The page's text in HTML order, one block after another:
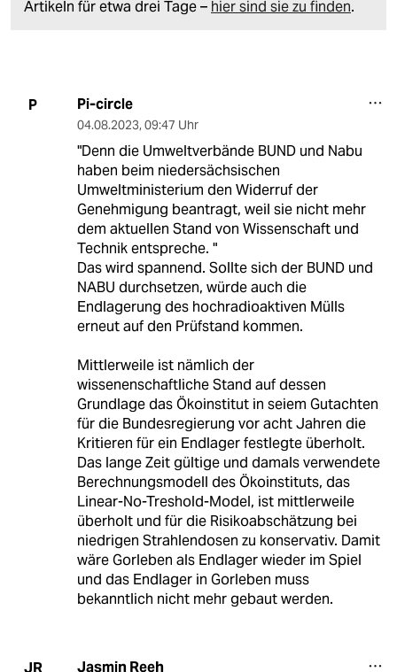
Artikeln für etwa drei Tage – hier sind sie zu finden.
P Pi-circle
04.08.2023, 09:47 Uhr
"Denn die Umweltverbände BUND und Nabu
haben beim niedersächsischen
Umweltministerium den Widerruf der
Genehmigung beantragt, weil sie nicht mehr
dem aktuellen Stand von Wissenschaft und
Technik entspreche. "
Das wird spannend. Sollte sich der BUND und
NABU durchsetzen, würde auch die
Endlagerung des hochradioaktiven Mülls
erneut auf den Prüfstand kommen.
Mittlerweile ist nämlich der
wissenenschaftliche Stand auf dessen
Grundlage das Ökoinstitut in seiem Gutachten
für die Bundesregierung vor acht Jahren die
Kritieren für ein Endlager festlegte überholt.
Das lange Zeit gültige und damals verwendete
Berechnungsmodell des Ökoinstituts, das
Linear-No-Treshold-Model, ist mittlerweile
überholt und für die Risikoabschätzung bei
niedrigen Strahlendosen zu konservativ. Damit
wäre Gorleben als Endlager wieder im Spiel
und das Endlager in Gorleben muss
bekanntlich nicht mehr gebaut werden.
JR Jasmin Reeh